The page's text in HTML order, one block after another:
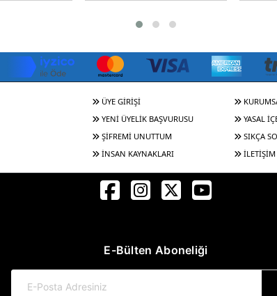
ÜYE GİRİŞİ
YENİ ÜYELİK BAŞVURUSU
ŞİFREMİ UNUTTUM
İNSAN KAYNAKLARI
YASAL
SIKÇA
E-Bülten Aboneliği